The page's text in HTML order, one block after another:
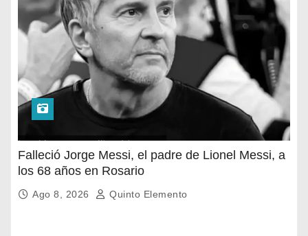
Falleció Jorge Messi, el padre de Lionel Messi, a
los 68 años en Rosario
Ago 8, 2026 Quinto Elemento